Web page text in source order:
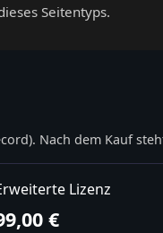
Seitentyps.
Nach dem Kauf
Lizenz
€